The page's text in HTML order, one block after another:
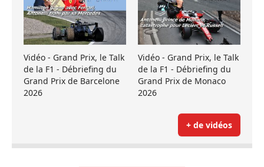
Vidéo - Grand Prix, le Talk
de la F1 - Débriefing du
Grand Prix de Barcelone
2026
Vidéo - Grand Prix, le Talk
de la F1 - Débriefing du
Grand Prix de Monaco
2026
+ de vidéos